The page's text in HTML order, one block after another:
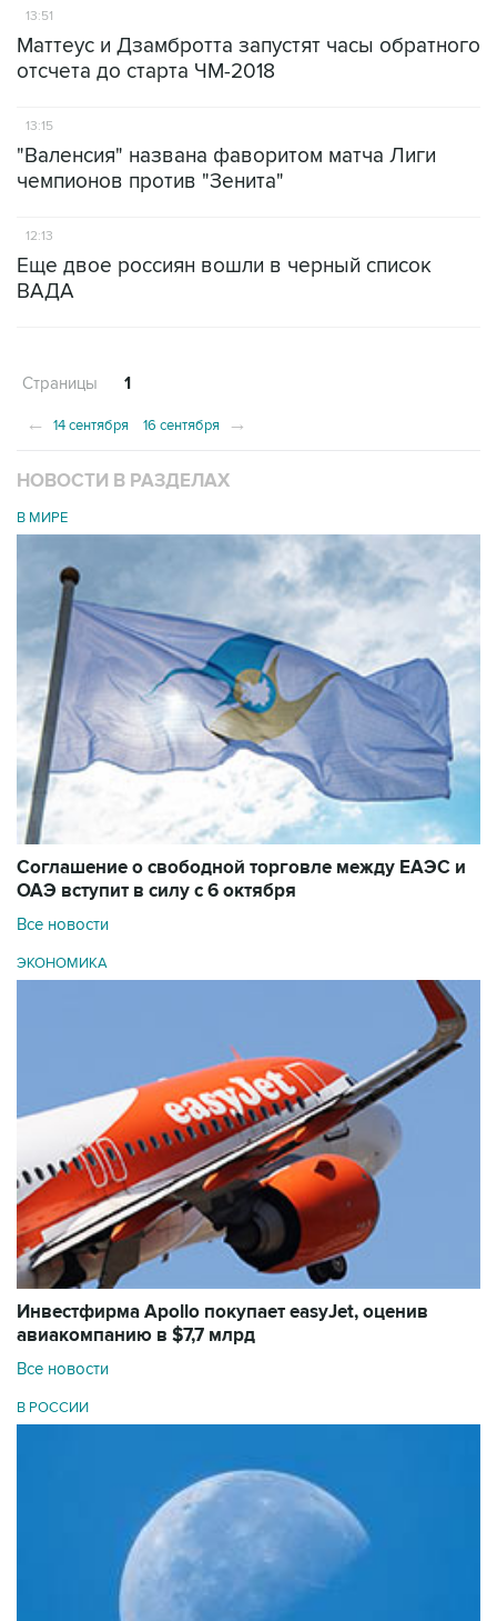
13:51
Маттеус и Дзамбротта запустят часы обратного
отсчета до старта ЧМ-2018
13:15
"Валенсия" названа фаворитом матча Лиги
чемпионов против "Зенита"
12:13
Еще двое россиян вошли в черный список
ВАДА
Страницы 1
← 14 сентября 16 сентября →
НОВОСТИ В РАЗДЕЛАХ
В МИРЕ
Соглашение о свободной торговле между ЕАЭС и
ОАЭ вступит в силу с 6 октября
Все новости
ЭКОНОМИКА
Инвестфирма Apollo покупает easyJet, оценив
авиакомпанию в $7,7 млрд
Все новости
В РОССИИ